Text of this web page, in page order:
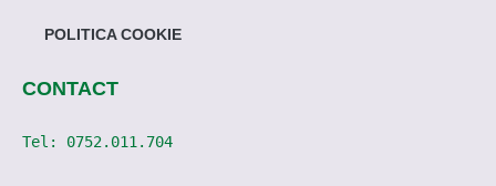
POLITICA COOKIE
CONTACT
Tel: 0752.011.704